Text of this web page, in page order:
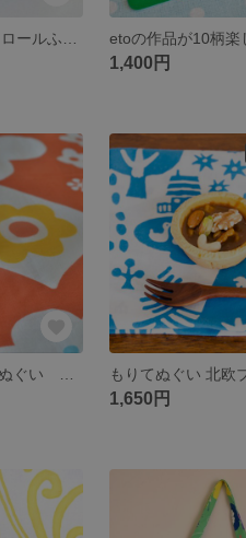
1,400円
もりてぬぐい 北欧
1,650円